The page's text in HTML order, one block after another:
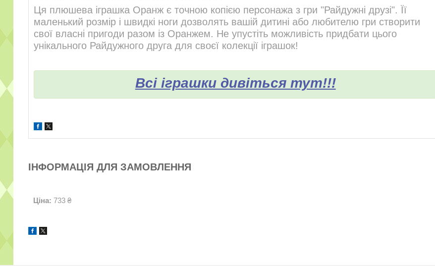
Ця плюшева іграшка Оранж є точною копією персонажа з гри "Райдужні друзі". Її
маленький розмір і швидкі ноги дозволять вашій дитині або любителю гри створити
свої власні пригоди разом із Оранжем. Не упустіть можливість придбати цього
унікального Райдужного друга для своєї колекції іграшок!
Всі іграшки дивіться тут!!!
ІНФОРМАЦІЯ ДЛЯ ЗАМОВЛЕННЯ
Ціна: 733 ₴